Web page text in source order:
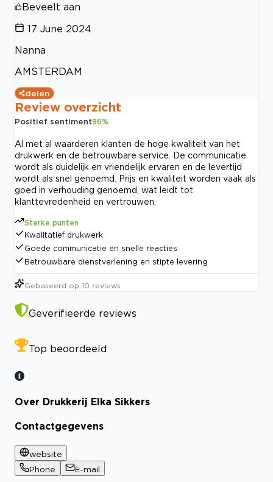
Beveelt aan
17 June 2024
Nanna
AMSTERDAM
delen
Review overzicht
Positief sentiment96%
Al met al waarderen klanten de hoge kwaliteit van het
drukwerk en de betrouwbare service. De communicatie
wordt als duidelijk en vriendelijk ervaren en de levertijd
wordt als snel genoemd. Prijs en kwaliteit worden vaak als
goed in verhouding genoemd, wat leidt tot
klanttevredenheid en vertrouwen.
Sterke punten
Kwalitatief drukwerk
Goede communicatie en snelle reacties
Betrouwbare dienstverlening en stipte levering
Gebaseerd op 10 reviews
Geverifieerde reviews
Top beoordeeld
Over Drukkerij Elka Sikkers
Contactgegevens
website
Phone
E-mail